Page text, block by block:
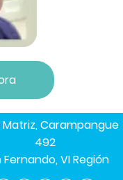
Matriz, Carampangue
492
Fernando, VI Región